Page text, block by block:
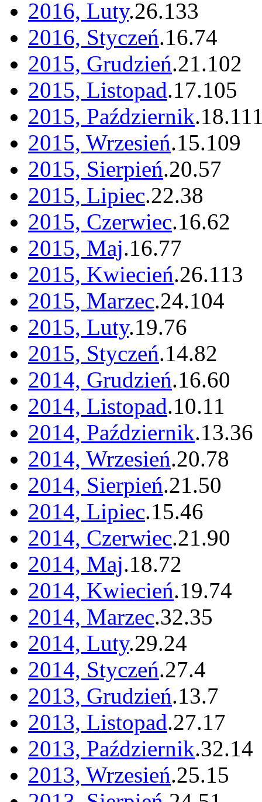
2016, Luty.26.133
2016, Styczeń.16.74
2015, Grudzień.21.102
2015, Listopad.17.105
2015, Październik.18.
2015, Wrzesień.15.109
2015, Sierpień.20.57
2015, Lipiec.22.38
2015, Czerwiec.16.62
2015, Maj.16.77
2015, Kwiecień.26.113
2015, Marzec.24.104
2015, Luty.19.76
2015, Styczeń.14.82
2014, Grudzień.16.60
2014, Listopad.10.11
2014, Październik.13.36
2014, Wrzesień.20.78
2014, Sierpień.21.50
2014, Lipiec.15.46
2014, Czerwiec.21.90
2014, Maj.18.72
2014, Kwiecień.19.74
2014, Marzec.32.35
2014, Luty.29.24
2014, Styczeń.27.4
2013, Grudzień.13.7
2013, Listopad.27.17
2013, Październik.32.14
2013, Wrzesień.25.15